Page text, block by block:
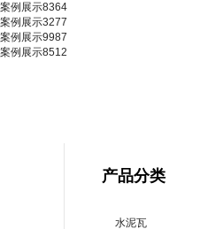
案例展示8364
案例展示3277
案例展示9987
案例展示8512
产品分类
水泥瓦